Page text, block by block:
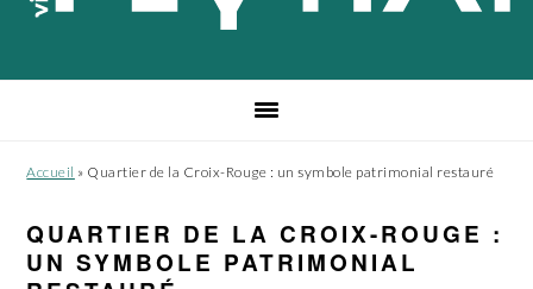
principale
page
Accueil » Quartier de la Croix-Rouge : un symbole patrimonial restauré
QUARTIER DE LA CROIX-ROUGE :
UN SYMBOLE PATRIMONIAL